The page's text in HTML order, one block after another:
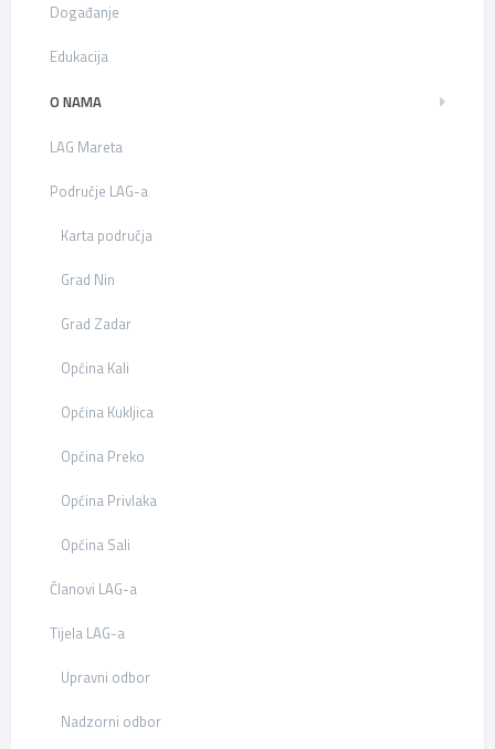
Događanje
Edukacija
O NAMA
LAG Mareta
Područje LAG-a
Karta područja
Grad Nin
Grad Zadar
Općina Kali
Općina Kukljica
Općina Preko
Općina Privlaka
Općina Sali
Članovi LAG-a
Tijela LAG-a
Upravni odbor
Nadzorni odbor